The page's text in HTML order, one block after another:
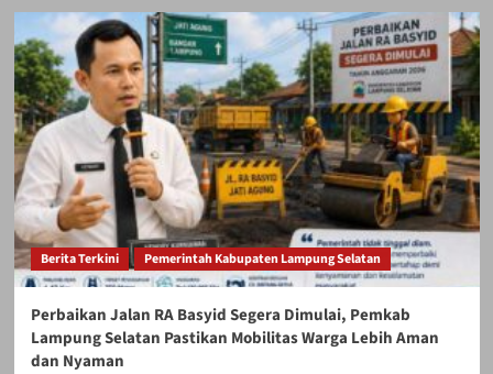
Berita Terkini Pemerintah Kabupaten Lampung Selatan
Perbaikan Jalan RA Basyid Segera Dimulai, Pemkab
Lampung Selatan Pastikan Mobilitas Warga Lebih Aman
dan Nyaman